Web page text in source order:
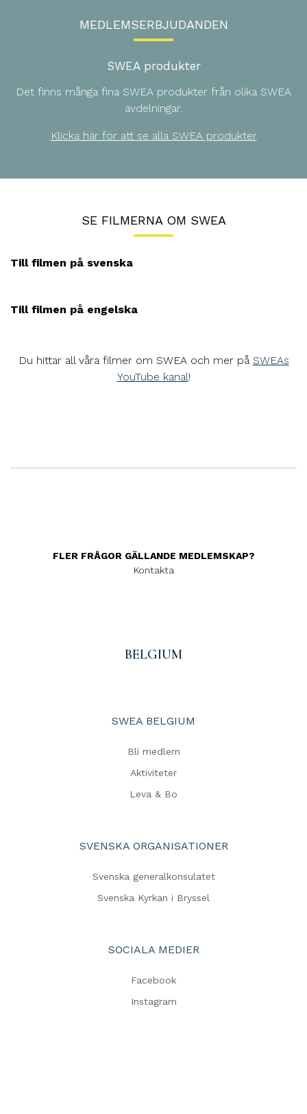
MEDLEMSERBJUDANDEN
SWEA produkter
Det finns många fina SWEA produkter från olika SWEA
avdelningar.
Klicka här för att se alla SWEA produkter
SE FILMERNA OM SWEA
Till filmen på svenska
Till filmen på engelska
Du hittar all våra filmer om SWEA och mer på SWEAs
YouTube kanal!
FLER FRÅGOR GÄLLANDE MEDLEMSKAP?
Kontakta
BELGIUM
SWEA BELGIUM
Bli medlem
Aktiviteter
Leva & Bo
SVENSKA ORGANISATIONER
Svenska generalkonsulatet
Svenska Kyrkan i Bryssel
SOCIALA MEDIER
Facebook
Instagram